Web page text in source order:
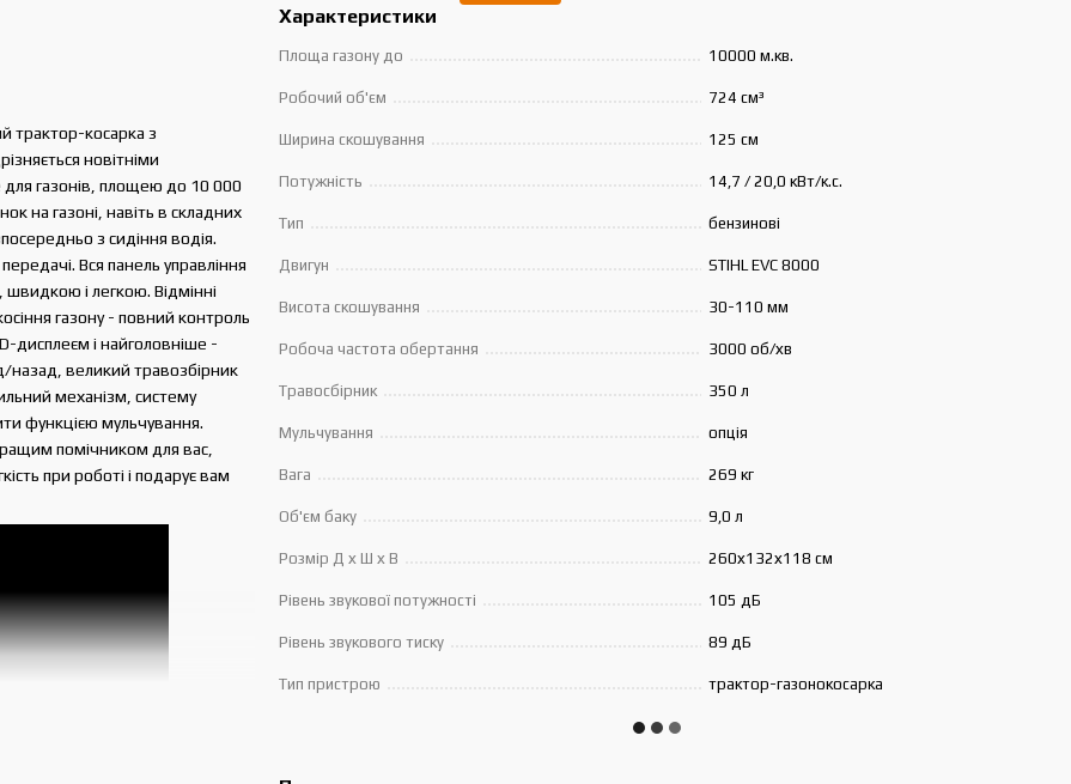
трактор-косарка з
новітніми
для газонів, площею до 10 000
на газоні, навіть в складних
з сидіння водія.
Вся панель управління
і легкою. Відмінні
газону - повний контроль
дисплеєм і найголовніше -
назад, великий травозбірник
механізм, систему
функцією мульчування.
помічником для вас,
при роботі і подарує вам
Характеристики
Площа газону до 10000 м.кв.
Робочий об'єм 724 см³
Ширина скошування 125 см
Потужність 14,7 / 20,0 кВт/к.с.
Тип бензинові
Двигун STIHL EVC 8000
Висота скошування 30-110 мм
Робоча частота обертання 3000 об/хв
Травосбірник 350 л
Мульчування опція
Вага 269 кг
Об'єм баку 9,0 л
Розмір Д х Ш х В 260х132х118 см
Рівень звукової потужності 105 дБ
Рівень звукового тиску 89 дБ
Тип пристрою трактор-газонокосарка